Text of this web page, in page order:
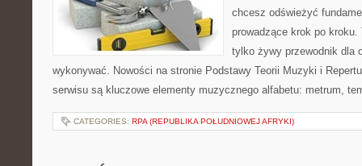
chcesz odświeżyć
prowadzące krok po
tylko żywy przewodnik dla
wykonywać. Nowości na stronie Podstawy Teorii Muzyki i
serwisu są kluczowe elementy muzycznego alfabetu: metrum,
CATEGORIES: RPA (REPUBLIKA POŁUDNIOWEJ AFRYKI)